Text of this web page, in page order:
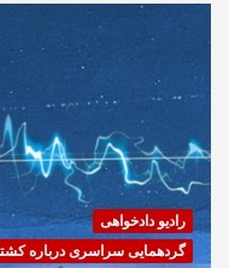
رادیو دادخواهی
گردهمایی سراسری درباره